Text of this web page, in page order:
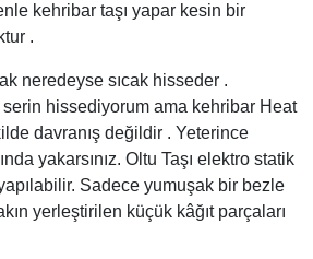
kehribar taşı yapar kesin bir
.
neredeyse sıcak hisseder .
hissediyorum ama kehribar Heat
davranış değildir . Yeterince
yakarsınız. Oltu Taşı elektro statik
Sadece yumuşak bir bezle
yerleştirilen küçük kâğıt parçaları